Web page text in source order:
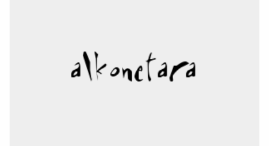
Colaboradores